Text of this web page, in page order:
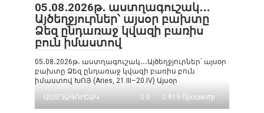
05․08․2026թ․ աստղագուշակ․․․
Այծեղջյուրներ՝ այսօր բախտը
Ձեզ ընդառաջ կվազի բառիս
բուն իմաստով
05․08․2026թ․ աստղագուշակ․․․Այծեղջյուրներ՝ այսօր
բախտը Ձեզ ընդառաջ կվազի բառիս բուն
իմաստով ԽՈՅ (Aries, 21.III–20.IV) Այսօր
ԱՍՏՂԱԳՈՒՇԱԿ
0 919 Просмотр